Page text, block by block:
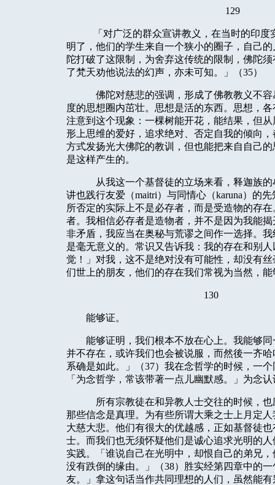
129
「对广泛的群众宣讲教义，在当时的印
明了，他们的学生来自一个狭小的圈子，自己
陀打破了这限制，为舍弃这传统的限制，佛陀
了梵天劝他说法的幻声，亦未可知。」（35）
佛陀对慈悲的强调，形成了佛教教义不
度的思想圈内茁壮。思想是活的东西。思想，
注意到这个现象：一棵树能开花，能结果，但
形上思维的爱好，追求绝对、否定自我的倾向
方式发扬光大佛陀的教训，但也能把来自自己
是这样产生的。
从我这一个基督徒的立场来看，释迦族
讲也践行友爱（maitri）与同情心（karuna）的先
所否定的实际上不是必存者，而是受造物的存
者。我相信必存者是造物者，并不是因为我能
非矛盾，我应当在奥秘与荒谬之间作一选择。
是毫无意义的。常识又告诉我：我的存在和别
觉！」对我，这不是绝对没有可能性，却没有
们世上的朋友，他们的存在我们常视为当然，能
130
能够证。
能够证明，我们根本不放在心上。我能够
并不存在，或许我们也会被说服，而然後一齐
系确是如此。」（37）我在念哲学的时候，一
「为念哲学，常该带著一点儿幽默感。」为念
所有宗教徒在和异教人士交往的时候，
那些信念是真理。为有些所谓大乘之士上月定
大慈大悲。他们有很大的优越感，正如基督徒
士。而我们也无须怀疑他们是诚心追求光明的
实践。「谁说自己在光明中，却恨自己的弟兄
没有跌倒的缘由。」（38）胜实经第四章中的
友。」拿这句话当作共同理想的人们，虽然能